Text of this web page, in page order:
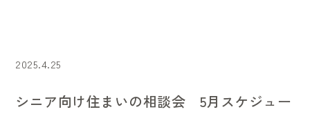
2025.4.25
シニア向け住まいの相談会 5月スケジュー